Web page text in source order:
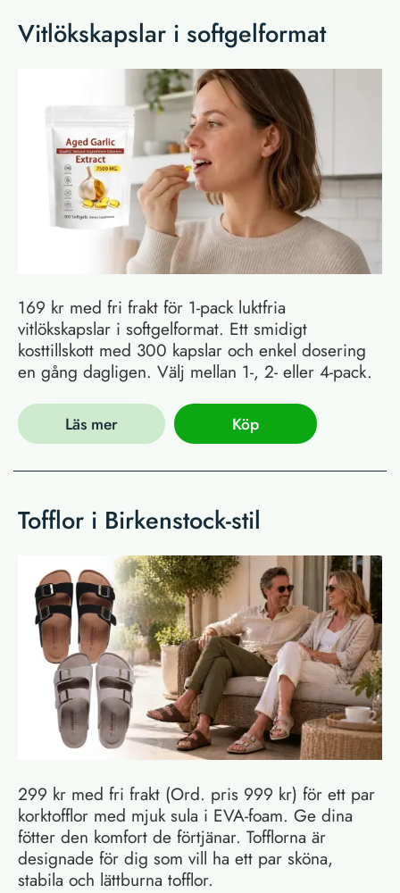
Vitlökskapslar i softgelformat
169 kr med fri frakt för 1-pack luktfria
vitlökskapslar i softgelformat. Ett smidigt
kosttillskott med 300 kapslar och enkel dosering
en gång dagligen. Välj mellan 1-, 2- eller 4-pack.
Läs mer Köp
Tofflor i Birkenstock-stil
299 kr med fri frakt (Ord. pris 999 kr) för ett par
korktofflor med mjuk sula i EVA-foam. Ge dina
fötter den komfort de förtjänar. Tofflorna är
designade för dig som vill ha ett par sköna,
stabila och lättburna tofflor.